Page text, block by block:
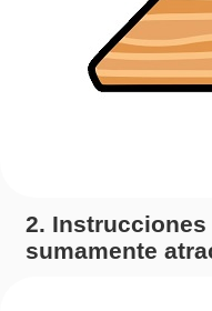
2.
sumamente